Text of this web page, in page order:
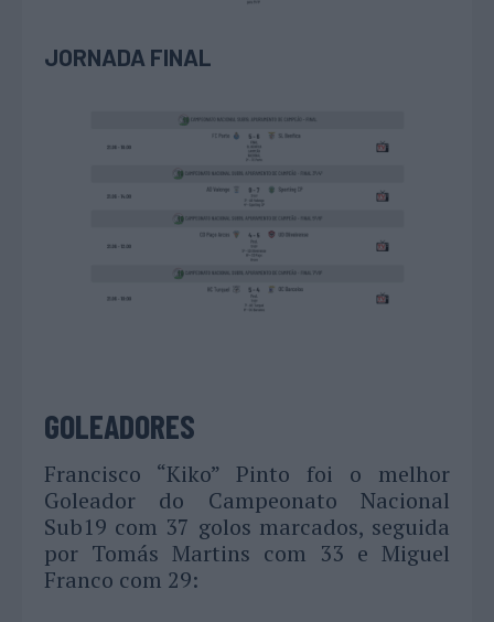
JORNADA FINAL
GOLEADORES
Francisco “Kiko” Pinto foi o melhor
Goleador do Campeonato Nacional
Sub19 com 37 golos marcados, seguida
por Tomás Martins com 33 e Miguel
Franco com 29: